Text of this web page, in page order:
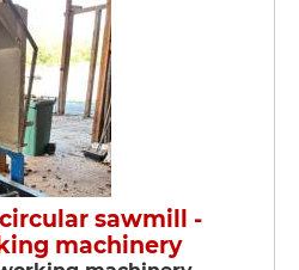
sawmill -
machinery